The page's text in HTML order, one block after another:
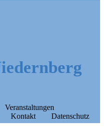
Veranstaltungen
Kontakt Datenschutz